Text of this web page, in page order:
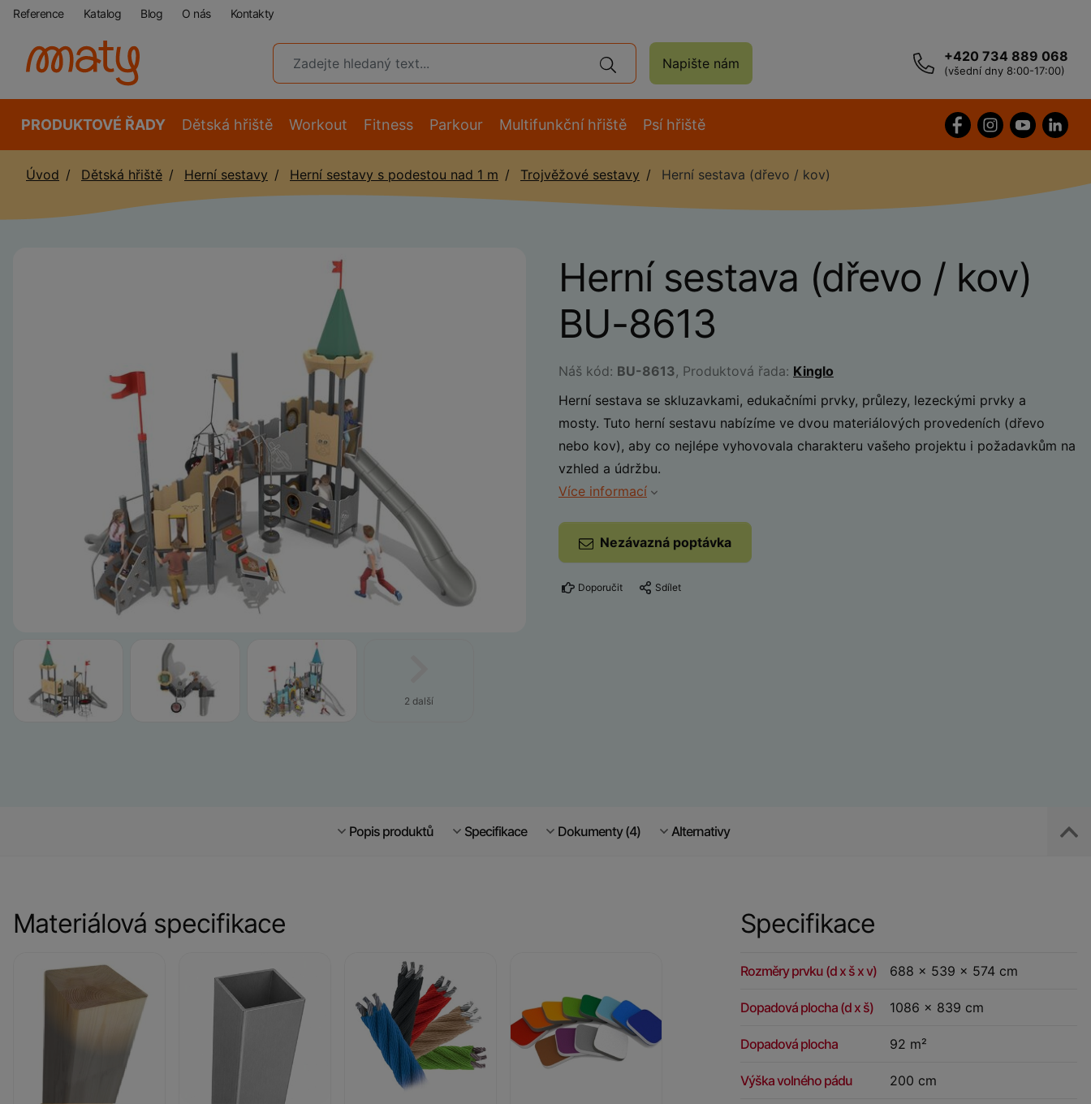
Reference Katalog Blog O nás Kontakty
Napište nám +420 734 889 068
(všední dny 8:00-17:00)
PRODUKTOVÉ ŘADY Dětská hřiště Workout Fitness Parkour Multifunkční hřiště Psí hřiště
Úvod Dětská hřiště Herní sestavy Herní sestavy s podestou nad 1 m Trojvěžové sestavy Herní sestava (dřevo / kov)
2 další
Herní sestava (dřevo / kov)
BU-8613
Náš kód: BU-8613, Produktová řada: Kinglo
Herní sestava se skluzavkami, edukačními prvky, průlezy, lezeckými prvky a
mosty. Tuto herní sestavu nabízíme ve dvou materiálových provedeních (dřevo
nebo kov), aby co nejlépe vyhovovala charakteru vašeho projektu i požadavkům na
vzhled a údržbu.
Více informací
Nezávazná poptávka
Doporučit Sdílet
Popis produktů Specifikace Dokumenty (4) Alternativy
Specifikace
Rozměry prvku (d x š x v) 688 x 539 x 574 cm
Dopadová plocha (d x š) 1086 x 839 cm
Dopadová plocha 92 m²
Výška volného pádu 200 cm
Materiálová specifikace